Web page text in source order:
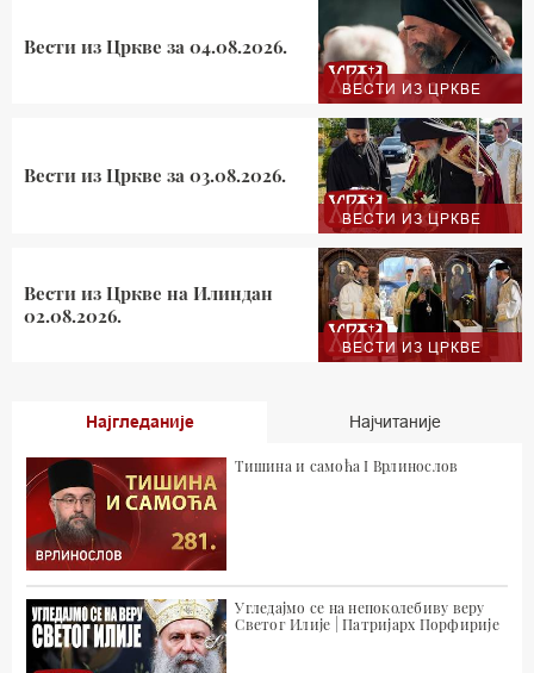
ВЕСТИ ИЗ ЦРКВЕ
Вести из Цркве за 04.08.2026.
ВЕСТИ ИЗ ЦРКВЕ
Вести из Цркве за 03.08.2026.
ВЕСТИ ИЗ ЦРКВЕ
Вести из Цркве на Илиндан
02.08.2026.
Најгледаније Најчитаније
Тишина и самоћа I Врлинослов
Угледајмо се на непоколебиву веру
Светог Илије | Патријарх Порфирије